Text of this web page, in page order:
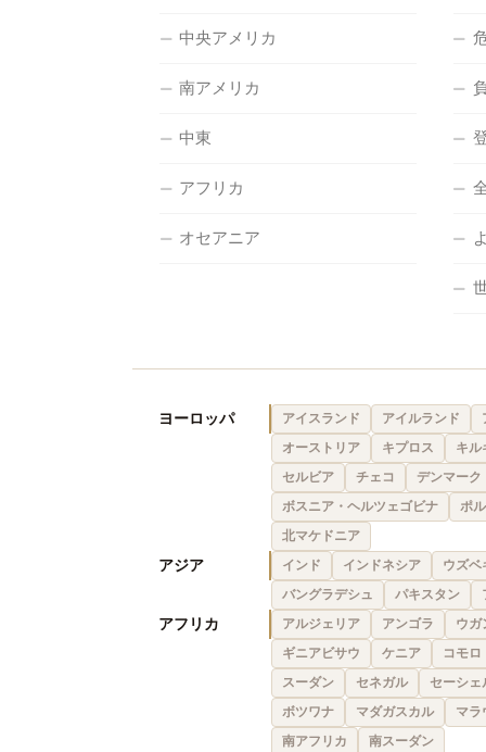
中央アメリカ
南アメリカ
中東
アフリカ
オセアニア
ヨーロッパ アイスランド アイルランド
オーストリア
キプロス
キル
セルビア
チェコ
デンマーク
ボスニア・ヘルツェゴビナ
ポ
北マケドニア
アジア インド インドネシア
ウズベ
バングラデシュ
パキスタン
アフリカ アルジェリア アンゴラ
ウガ
ギニアビサウ
ケニア
コモロ
スーダン
セネガル
セーシェ
ボツワナ
マダガスカル
マラ
南アフリカ
南スーダン